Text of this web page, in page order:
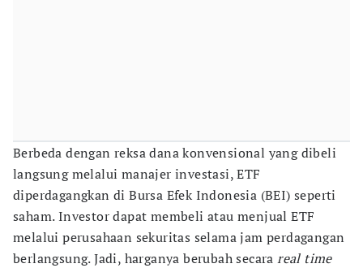
Berbeda dengan reksa dana konvensional yang dibeli
langsung melalui manajer investasi, ETF
diperdagangkan di Bursa Efek Indonesia (BEI) seperti
saham. Investor dapat membeli atau menjual ETF
melalui perusahaan sekuritas selama jam perdagangan
berlangsung. Jadi, harganya berubah secarareal time